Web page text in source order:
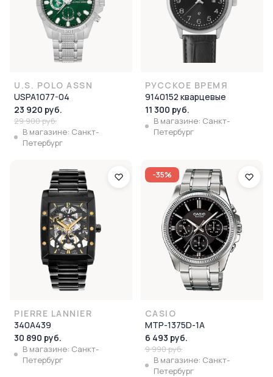
U.S. POLO ASSN
USPA1077-04
23 920 руб.
29 900 руб.
В магазине: Санкт-
Петербург
РУССКОЕ ВРЕМЯ
9140152 кварцевые
11 300 руб.
В магазине: Санкт-
Петербург
PIERRE LANNIER
340A439
30 890 руб.
В магазине: Санкт-
Петербург
-35%
CASIO
MTP-1375D-1A
6 493 руб.
9 990 руб.
В магазине: Санкт-
Петербург